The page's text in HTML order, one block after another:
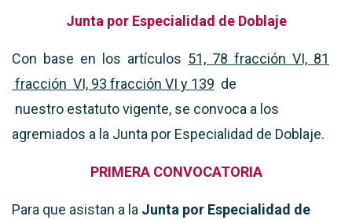
Junta por Especialidad de Doblaje
Con base en los artículos 51, 78 fracción VI, 81
fracción VI, 93 fracción VI y 139 de
nuestro estatuto vigente, se convoca a los
agremiados a la Junta por Especialidad de Doblaje.
PRIMERA CONVOCATORIA
Para que asistan a la Junta por Especialidad de